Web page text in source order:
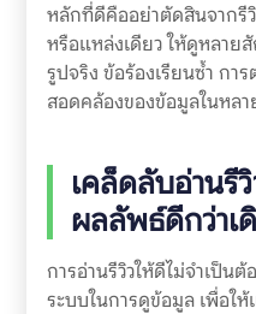
หลักที่ดีคืออย่าตัดสินจากรีวิ
หรือแหล่งเดียว ให้ดูหลาย
รูปจริง ข้อร้องเรียนซ้ำ กา
สอดคล้องของข้อมูลในหล
เคล็ดลับอ่านรี
ผลลัพธ์ดีกว่าเ
การอ่านรีวิวให้ดีไม่จำเป็นต้
ระบบในการดูข้อมูล เพื่อใ